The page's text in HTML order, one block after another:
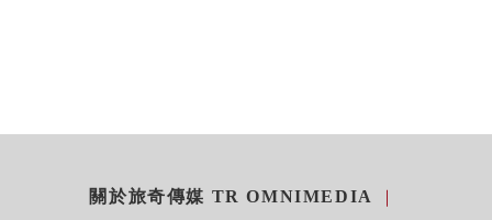
關於旅奇傳媒 TR OMNIMEDIA